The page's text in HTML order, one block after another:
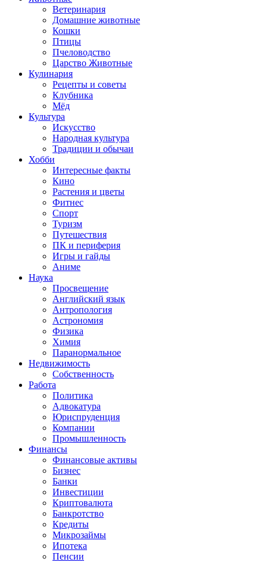
Ветеринария
Домашние животные
Кошки
Птицы
Пчеловодство
Царство Животные
Кулинария
Рецепты и советы
Клубника
Мёд
Культура
Искусство
Народная культура
Традиции и обычаи
Хобби
Интересные факты
Кино
Растения и цветы
Фитнес
Спорт
Туризм
Путешествия
ПК и периферия
Игры и гайды
Аниме
Наука
Просвещение
Английский язык
Антропология
Астрономия
Физика
Химия
Паранормальное
Недвижимость
Собственность
Работа
Политика
Адвокатура
Юриспруденция
Компании
Промышленность
Финансы
Финансовые активы
Бизнес
Банки
Инвестиции
Криптовалюта
Банкротство
Кредиты
Микрозаймы
Ипотека
Пенсии